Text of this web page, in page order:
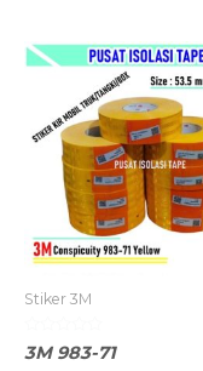
Stiker 3M
Dinilai
0
3M 983-71